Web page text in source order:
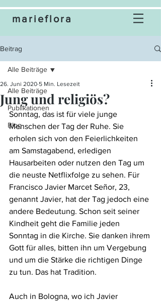
marieflora
Beitrag
Alle Beiträge
Publikationen
Blog
Alle Beiträge
Jung und religiös?
26. Juni 2020 5 Min. Lesezeit
Sonntag, das ist für viele junge
Menschen der Tag der Ruhe. Sie
erholen sich von den Feierlichkeiten
am Samstagabend, erledigen
Hausarbeiten oder nutzen den Tag um
die neuste Netflixfolge zu sehen. Für
Francisco Javier Marcet Señor, 23,
genannt Javier, hat der Tag jedoch eine
andere Bedeutung. Schon seit seiner
Kindheit geht die Familie jeden
Sonntag in die Kirche. Sie danken ihrem
Gott für alles, bitten ihn um Vergebung
und um die Stärke die richtigen Dinge
zu tun. Das hat Tradition.
Auch in Bologna, wo ich Javier